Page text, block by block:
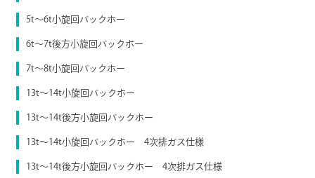
5t〜6t小旋回バックホー
6t〜7t後方小旋回バックホー
7t〜8t小旋回バックホー
13t〜14t小旋回バックホー
13t〜14t後方小旋回バックホー
13t～14t小旋回バックホー 4次排ガス仕様
13t～14t後方小旋回バックホー 4次排ガス仕様